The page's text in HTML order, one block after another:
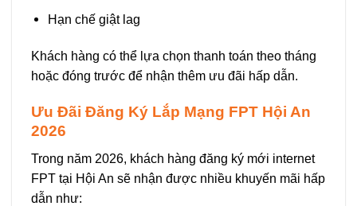
Hạn chế giật lag
Khách hàng có thể lựa chọn thanh toán theo tháng
hoặc đóng trước để nhận thêm ưu đãi hấp dẫn.
Ưu Đãi Đăng Ký Lắp Mạng FPT Hội An
2026
Trong năm 2026, khách hàng đăng ký mới internet
FPT tại Hội An sẽ nhận được nhiều khuyến mãi hấp
dẫn như: